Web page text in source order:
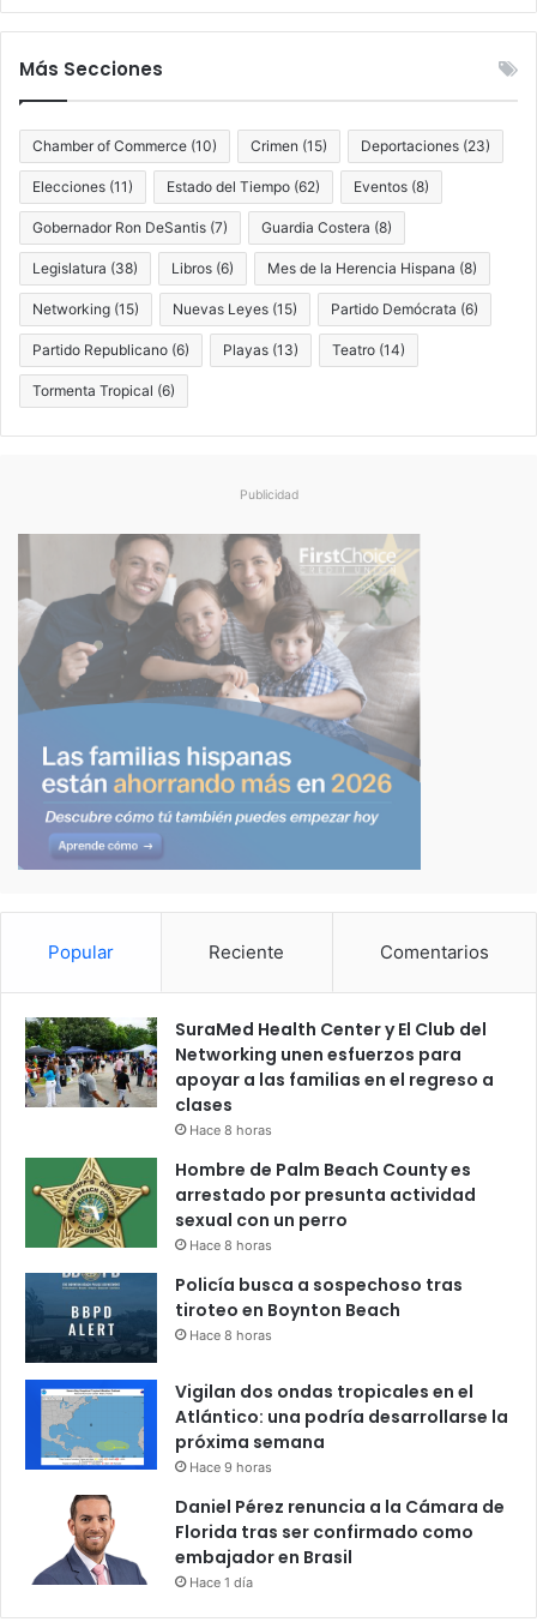
Más Secciones
Chamber of Commerce (10) Crimen (15) Deportaciones (23)
Elecciones (11) Estado del Tiempo (62) Eventos (8)
Gobernador Ron DeSantis (7) Guardia Costera (8)
Legislatura (38) Libros (6) Mes de la Herencia Hispana (8)
Networking (15) Nuevas Leyes (15) Partido Demócrata (6)
Partido Republicano (6) Playas (13) Teatro (14)
Tormenta Tropical (6)
Publicidad
Popular Reciente Comentarios
SuraMed Health Center y El Club del
Networking unen esfuerzos para
apoyar a las familias en el regreso a
clases
Hace 8 horas
Hombre de Palm Beach County es
arrestado por presunta actividad
sexual con un perro
Hace 8 horas
Policía busca a sospechoso tras
tiroteo en Boynton Beach
Hace 8 horas
Vigilan dos ondas tropicales en el
Atlántico: una podría desarrollarse la
próxima semana
Hace 9 horas
Daniel Pérez renuncia a la Cámara de
Florida tras ser confirmado como
embajador en Brasil
Hace 1 día